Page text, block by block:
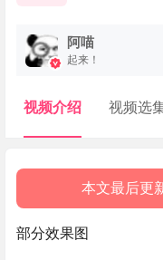
阿喵
起来！
视频介绍 视频选
本文最后更
部分效果图